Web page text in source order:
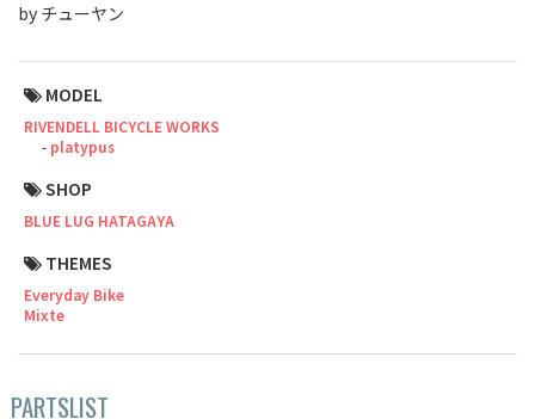
by チューヤン
MODEL
RIVENDELL BICYCLE WORKS
platypus
SHOP
BLUE LUG HATAGAYA
THEMES
Everyday Bike
Mixte
PARTSLIST
RIVENDELL BICYCLE WORKS